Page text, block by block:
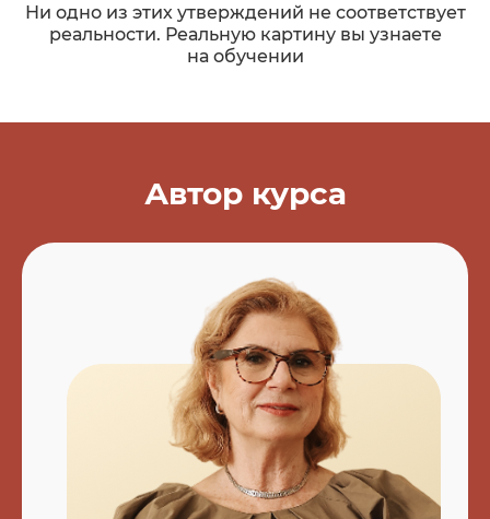
Ни одно из этих утверждений не соответствует
реальности. Реальную картину вы узнаете
на обучении
Автор курса